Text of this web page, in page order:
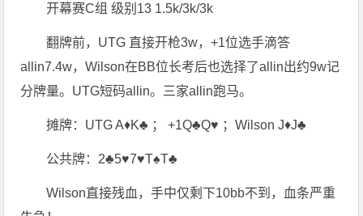
开幕赛C组 级别13 1.5k/3k/3k
翻牌前，UTG 直接开枪3w，+1位选手滴答
allin7.4w，Wilson在BB位长考后也选择了allin出约9w记
分牌量。UTG短码allin。三家allin跑马。
摊牌：UTG A♦K♣ ； +1Q♣Q♥ ；Wilson J♦J♣
公共牌：2♣5♥7♥T♠T♣
Wilson直接残血，手中仅剩下10bb不到，血条严重